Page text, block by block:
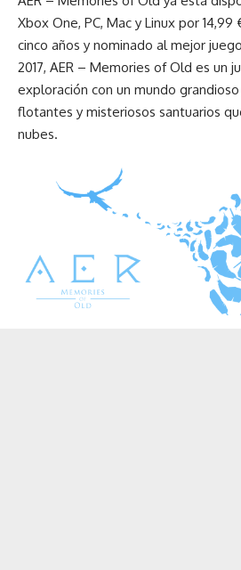
Xbox One, PC, Mac y Linux por
cinco años y nominado al mejor
2017, AER – Memories of Old es un
exploración con un mundo
flotantes y misteriosos santuarios
nubes.